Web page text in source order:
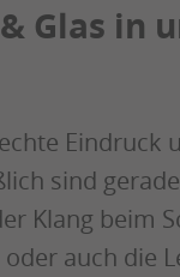
Glas in
Eindruck
sind
Klang beim
auch die